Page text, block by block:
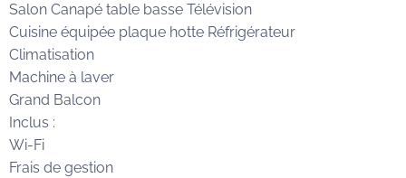
Salon Canapé table basse Télévision
Cuisine équipée plaque hotte Réfrigérateur
Climatisation
Machine à laver
Grand Balcon
Inclus :
Wi-Fi
Frais de gestion